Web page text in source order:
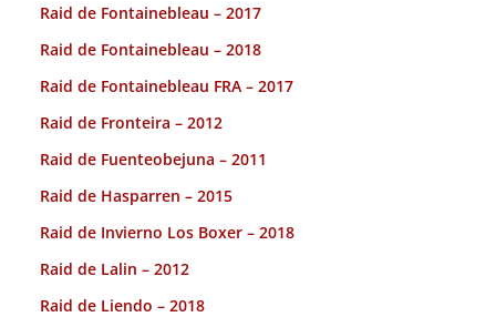
Raid de Fontainebleau – 2017
Raid de Fontainebleau – 2018
Raid de Fontainebleau FRA – 2017
Raid de Fronteira – 2012
Raid de Fuenteobejuna – 2011
Raid de Hasparren – 2015
Raid de Invierno Los Boxer – 2018
Raid de Lalin – 2012
Raid de Liendo – 2018